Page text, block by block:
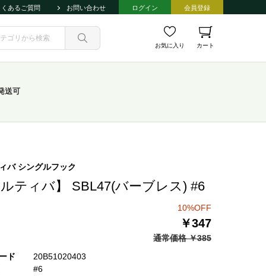
くあるご質問 お問い合わせ ログイン 会員登録
お気に入り カート
送可
バ シングルフック
ルティバ】 SBL47(バーブレス) #6
10%OFF
￥347
通常価格 ￥385
ド
20B51020403
#6